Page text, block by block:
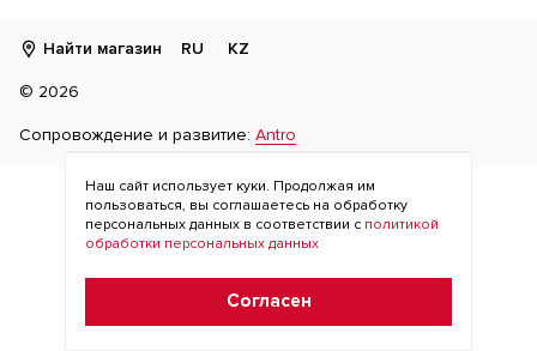
Найти магазин RU KZ
© 2026
Сопровождение и развитие: Antro
Наш сайт использует куки. Продолжая им
пользоваться, вы соглашаетесь на обработку
персональных данных в соответствии с политикой
обработки персональных данных
Согласен